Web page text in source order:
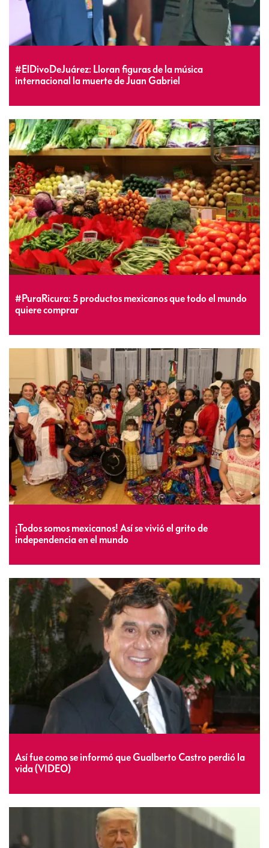
#ElDivoDeJuárez: Lloran figuras de la música
internacional la muerte de Juan Gabriel
#PuraRicura: 5 productos mexicanos que todo el mundo
quiere comprar
¡Todos somos mexicanos! Así se vivió el grito de
independencia en el mundo
Así fue como se informó que Gualberto Castro perdió la
vida (VIDEO)